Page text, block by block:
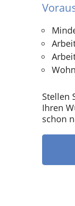
Stellen
Ihren
schon